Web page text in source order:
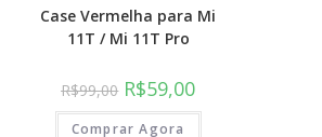
Case Vermelha para Mi
11T / Mi 11T Pro
R$99,00 R$59,00
Comprar Agora